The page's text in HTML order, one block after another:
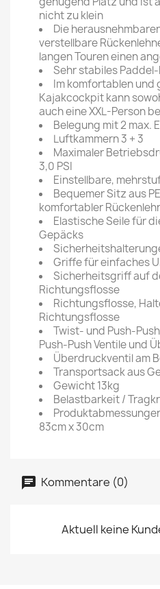
nicht zu klein
Die
verstellbare
langen Touren einen
Sehr stabiles
Im komfortablen und
Kajakcockpit kann
auch eine XXL-Person
Belegung mit 2 max.
Luftkammern 3 + 3
Maximaler
3,0 PSI
Einstellbare,
Bequemer Sitz aus
komfortabler
Elastische Seile für
Gepäcks
Griffe für einfaches
Sicherheitsgriff auf
Richtungsflosse
Richtungsflosse,
Richtungsflosse
Twist- und Push-
Push-Push Ventile und
Überdruckventil am
Transportsack aus
Gewicht 13kg
Belastbarkeit /
83cm x 30cm
Kommentare (0)
Aktuell keine